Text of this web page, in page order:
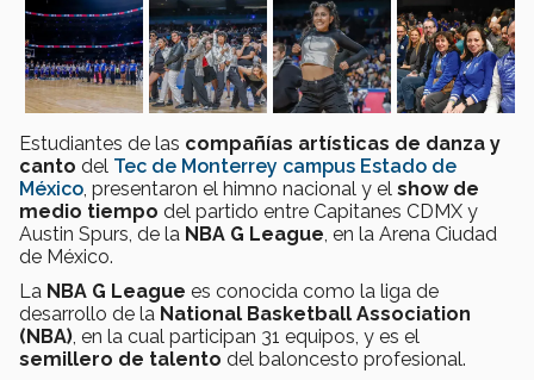
Estudiantes de las compañías artísticas de danza y
canto del Tec de Monterrey campus Estado de
México , presentaron el himno nacional y el show de
medio tiempo del partido entre Capitanes CDMX y
Austin Spurs, de la NBA G League , en la Arena Ciudad
de México.
La NBA G League es conocida como la liga de
desarrollo de la National Basketball Association
(NBA) , en la cual participan 31 equipos, y es el
semillero de talento del baloncesto profesional.